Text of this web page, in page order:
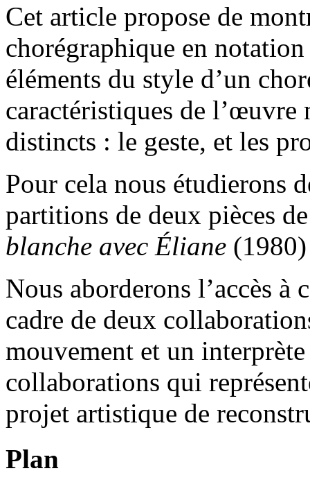
Cet article propose de
chorégraphique en
éléments du style d’un
caractéristiques de l’œuvre
distincts : le geste, et les
Pour cela nous étudierons
partitions de deux pièces
blanche avec Éliane
Nous aborderons l’accès à
cadre de deux
mouvement et un
collaborations qui
projet artistique de
Plan